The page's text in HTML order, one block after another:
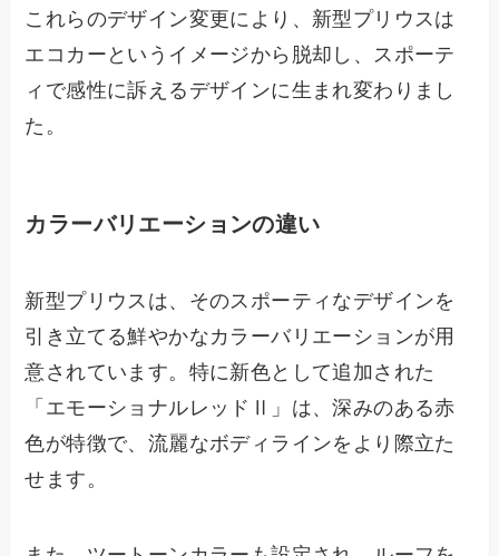
これらのデザイン変更により、新型プリウスは
エコカーというイメージから脱却し、スポーテ
ィで感性に訴えるデザインに生まれ変わりまし
た。
カラーバリエーションの違い
新型プリウスは、そのスポーティなデザインを
引き立てる鮮やかなカラーバリエーションが用
意されています。特に新色として追加された
「エモーショナルレッドⅡ」は、深みのある赤
色が特徴で、流麗なボディラインをより際立た
せます。